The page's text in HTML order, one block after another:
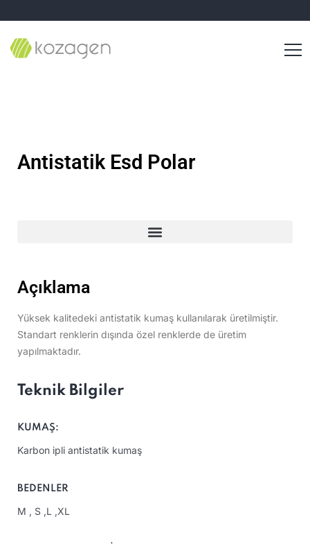
Antistatik Esd Polar
Açıklama
Yüksek kalitedeki antistatik kumaş kullanılarak üretilmiştir.
Standart renklerin dışında özel renklerde de üretim
yapılmaktadır.
Teknik Bilgiler
KUMAŞ:
Karbon ipli antistatik kumaş
BEDENLER
M , S ,L ,XL